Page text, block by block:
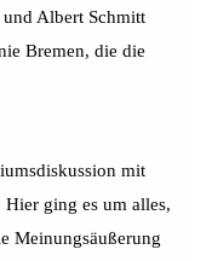
und Albert Schmitt
Bremen, die die
mit
ging es um alles,
Meinungsäußerung